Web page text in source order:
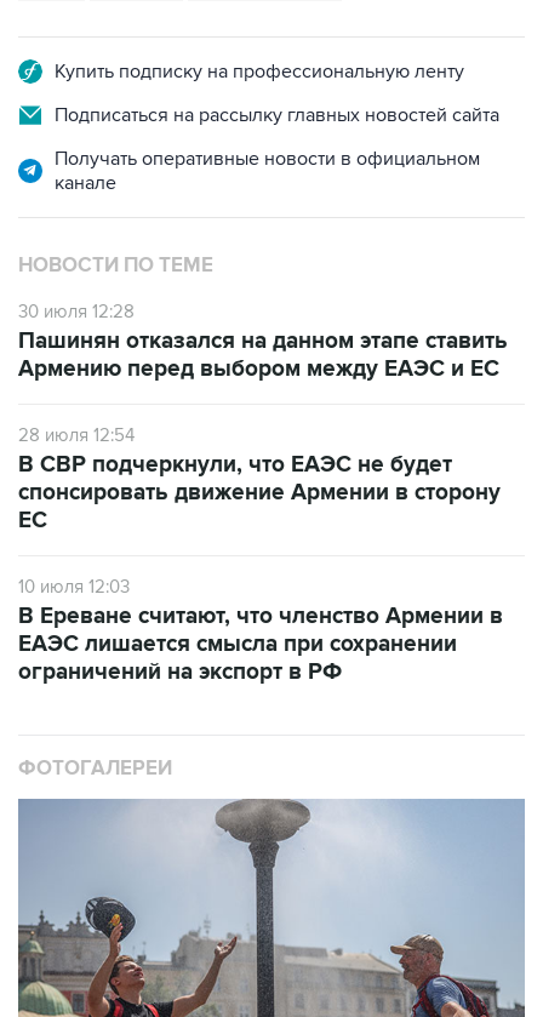
Купить подписку на профессиональную ленту
Подписаться на рассылку главных новостей сайта
Получать оперативные новости в официальном
канале
НОВОСТИ ПО ТЕМЕ
30 июля 12:28
Пашинян отказался на данном этапе ставить
Армению перед выбором между ЕАЭС и ЕС
28 июля 12:54
В СВР подчеркнули, что ЕАЭС не будет
спонсировать движение Армении в сторону
ЕС
10 июля 12:03
В Ереване считают, что членство Армении в
ЕАЭС лишается смысла при сохранении
ограничений на экспорт в РФ
ФОТОГАЛЕРЕИ